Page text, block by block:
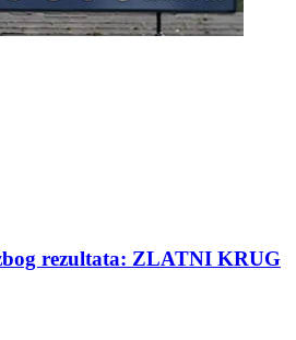
rezultata: ZLATNI KRUG